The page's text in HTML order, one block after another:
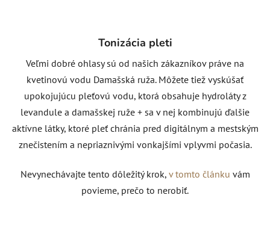
Tonizácia pleti
Veľmi dobré ohlasy sú od našich zákazníkov práve na
kvetinovú vodu Damašská ruža. Môžete tiež vyskúšať
upokojujúcu pleťovú vodu, ktorá obsahuje hydroláty z
levandule a damašskej ruže + sa v nej kombinujú ďalšie
aktívne látky, ktoré pleť chránia pred digitálnym a mestským
znečistením a nepriaznivými vonkajšími vplyvmi počasia.
Nevynechávajte tento dôležitý krok, v tomto článku vám
povieme, prečo to nerobiť.